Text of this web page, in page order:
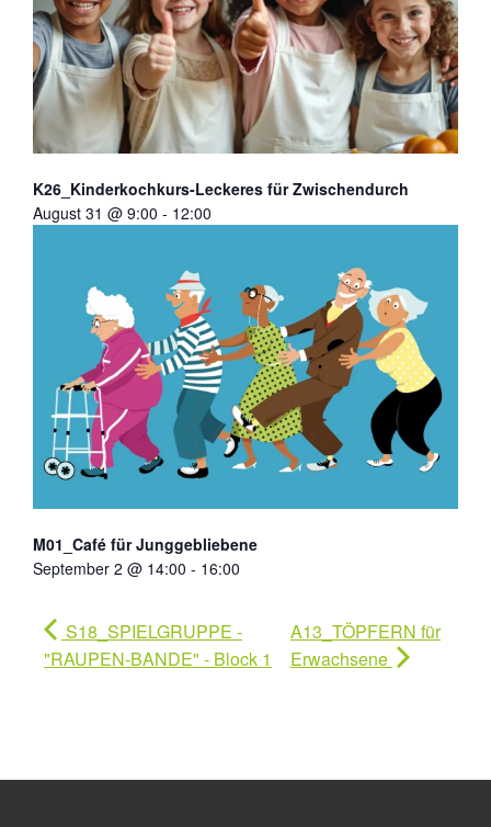
K26_Kinderkochkurs-Leckeres für Zwischendurch
August 31 @ 9:00 - 12:00
M01_Café für Junggebliebene
September 2 @ 14:00 - 16:00
S18_SPIELGRUPPE -
"RAUPEN-BANDE" - Block 1
A13_TÖPFERN für
Erwachsene